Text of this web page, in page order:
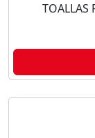
TOALLAS